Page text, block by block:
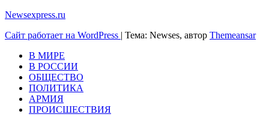
Newsexpress.ru
Сайт работает на WordPress | Тема: Newses, автор Themeansar
В МИРЕ
В РОССИИ
ОБЩЕСТВО
ПОЛИТИКА
АРМИЯ
ПРОИСШЕСТВИЯ